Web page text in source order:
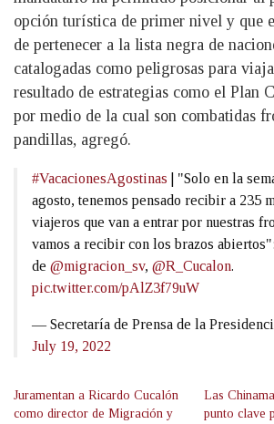
opción turística de primer nivel y que
de pertenecer a la lista negra de
catalogadas como peligrosas para
resultado de estrategias como el Plan
por medio de la cual son combatidas
pandillas, agregó.
#VacacionesAgostinas | "Solo en la
agosto, tenemos pensado recibir a 235
viajeros que van a entrar por nuestras
vamos a recibir con los brazos
de @migracion_sv, @R_Cucalon.
pic.twitter.com/pAlZ3f79uW
— Secretaría de Prensa de la
July 19, 2022
Juramentan a Ricardo Cucalón
como director de Migración y
Las
punto clave